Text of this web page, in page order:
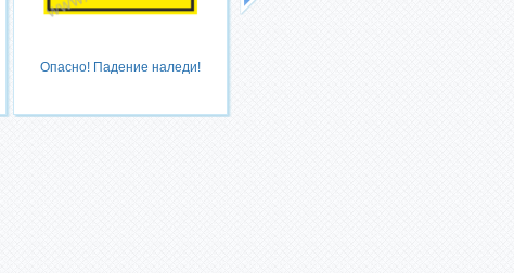
Опасно! Падение наледи!